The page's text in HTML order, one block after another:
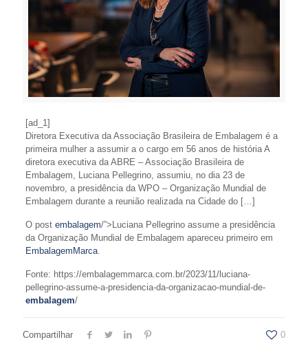
[ad_1]
Diretora Executiva da Associação Brasileira de Embalagem é a
primeira mulher a assumir a o cargo em 56 anos de história A
diretora executiva da ABRE – Associação Brasileira de
Embalagem, Luciana Pellegrino, assumiu, no dia 23 de
novembro, a presidência da WPO – Organização Mundial de
Embalagem durante a reunião realizada na Cidade do […]
O post embalagem/”>Luciana Pellegrino assume a presidência
da Organização Mundial de Embalagem apareceu primeiro em
EmbalagemMarca.
Fonte: https://embalagemmarca.com.br/2023/11/luciana-
pellegrino-assume-a-presidencia-da-organizacao-mundial-de-
embalagem/
Compartilhar 0